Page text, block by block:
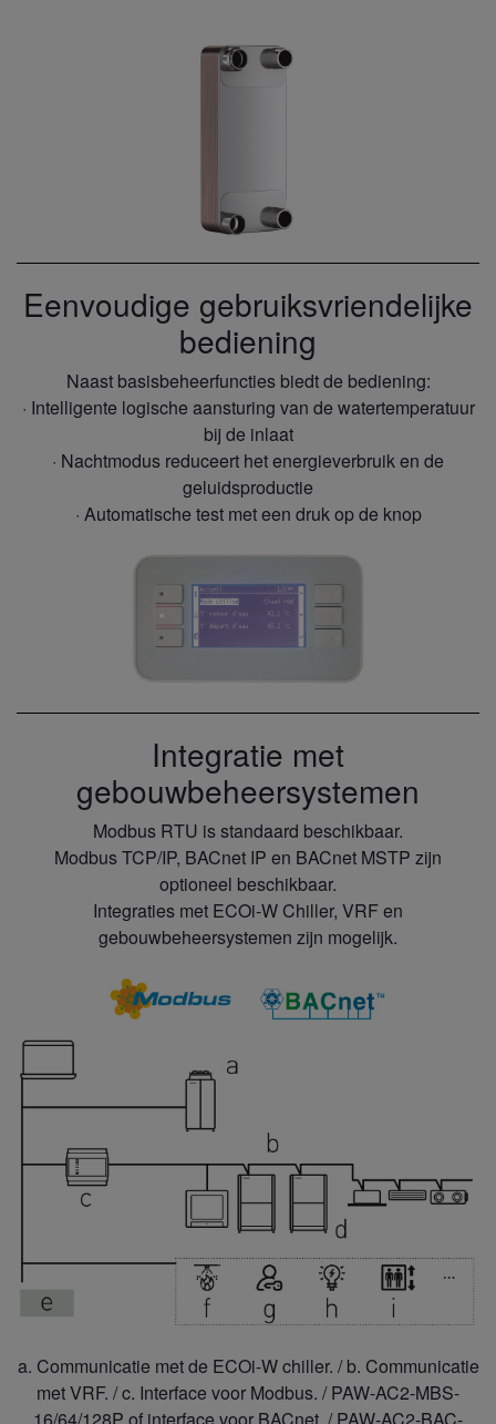
Eenvoudige gebruiksvriendelijke
bediening
Naast basisbeheerfuncties biedt de bediening:
· Intelligente logische aansturing van de watertemperatuur
bij de inlaat
· Nachtmodus reduceert het energieverbruik en de
geluidsproductie
· Automatische test met een druk op de knop
Integratie met
gebouwbeheersystemen
Modbus RTU is standaard beschikbaar.
Modbus TCP/IP, BACnet IP en BACnet MSTP zijn
optioneel beschikbaar.
Integraties met ECOi-W Chiller, VRF en
gebouwbeheersystemen zijn mogelijk.
a. Communicatie met de ECOi-W chiller. / b. Communicatie
met VRF. / c. Interface voor Modbus. / PAW-AC2-MBS-